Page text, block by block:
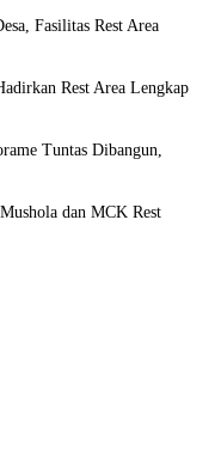
Fasilitas Rest Area
Rest Area Lengkap
Tuntas Dibangun,
dan MCK Rest